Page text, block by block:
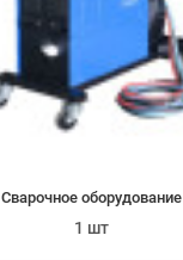
Сварочное оборудование
1 шт